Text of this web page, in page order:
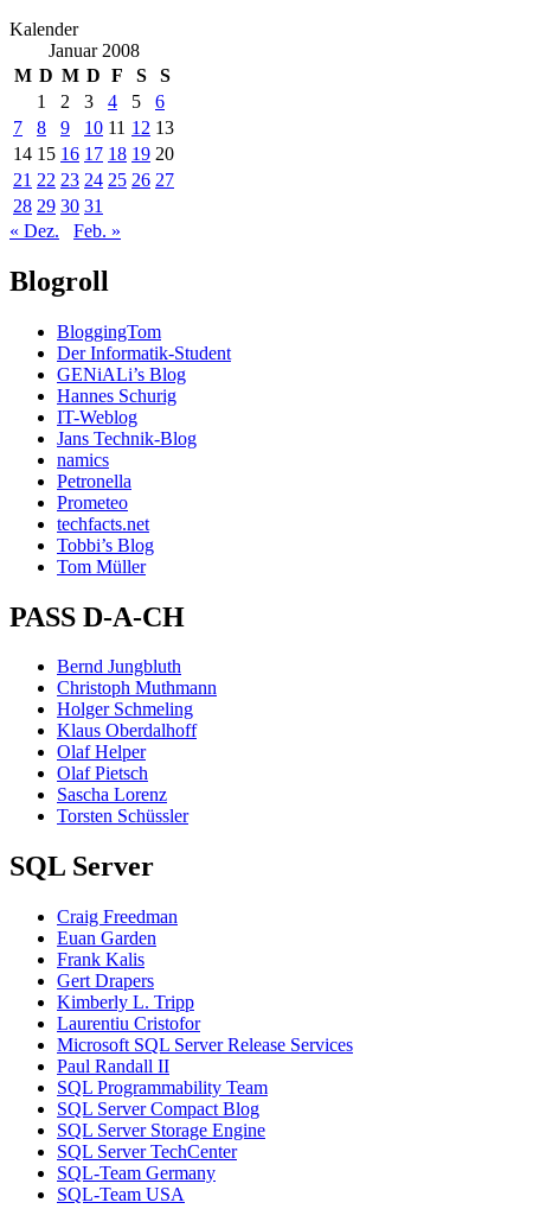
Kalender
Januar 2008
M D M D F S
S
1
2 3 4 5
6
7
8 9 10 11 12 13
14 15 16 17 18 19 20
21 22 23 24 25 26 27
28 29 30 31
« Dez.
Feb. »
Blogroll
BloggingTom
Der Informatik-Student
GENiALi’s Blog
Hannes Schurig
IT-Weblog
Jans Technik-Blog
namics
Petronella
Prometeo
techfacts.net
Tobbi’s Blog
Tom Müller
PASS D-A-CH
Bernd Jungbluth
Christoph Muthmann
Holger Schmeling
Klaus Oberdalhoff
Olaf Helper
Olaf Pietsch
Sascha Lorenz
Torsten Schüssler
SQL Server
Craig Freedman
Euan Garden
Frank Kalis
Gert Drapers
Kimberly L. Tripp
Laurentiu Cristofor
Microsoft SQL Server Release Services
Paul Randall II
SQL Programmability Team
SQL Server Compact Blog
SQL Server Storage Engine
SQL Server TechCenter
SQL-Team Germany
SQL-Team USA